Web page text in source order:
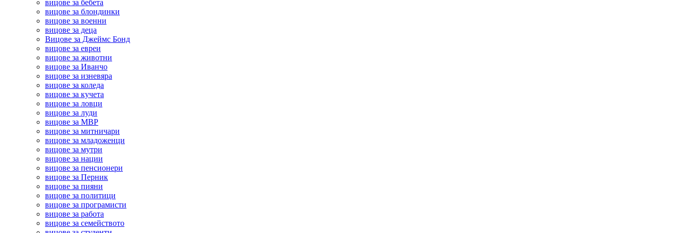
вицове за бебета
вицове за блондинки
вицове за военни
вицове за деца
Вицове за Джеймс Бонд
вицове за евреи
вицове за животни
вицове за Иванчо
вицове за изневяра
вицове за коледа
вицове за кучета
вицове за ловци
вицове за луди
вицове за МВР
вицове за митничари
вицове за младоженци
вицове за мутри
вицове за нации
вицове за пенсионери
вицове за Перник
вицове за пияни
вицове за политици
вицове за програмисти
вицове за работа
вицове за семейството